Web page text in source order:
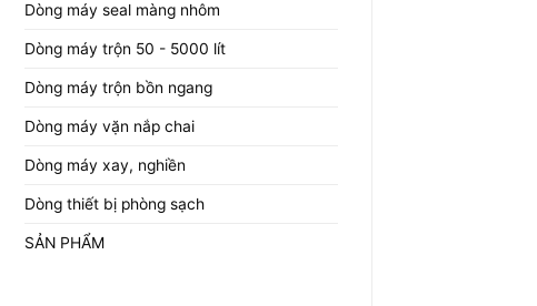
Dòng máy seal màng nhôm
Dòng máy trộn 50 - 5000 lít
Dòng máy trộn bồn ngang
Dòng máy vặn nắp chai
Dòng máy xay, nghiền
Dòng thiết bị phòng sạch
SẢN PHẨM